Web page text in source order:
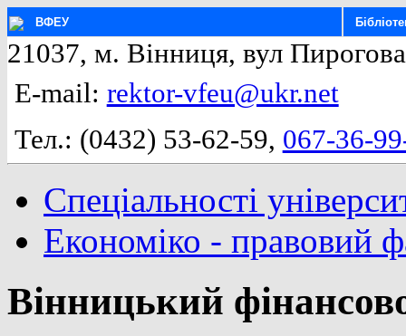
ВФЕУ
21037, м. Вінниця, вул
E-mail: rektor-vfeu@ukr.net
Тел.: (0432) 53-62-59, 067-36-
Спеціальності
Економіко - правовий
Вінницький